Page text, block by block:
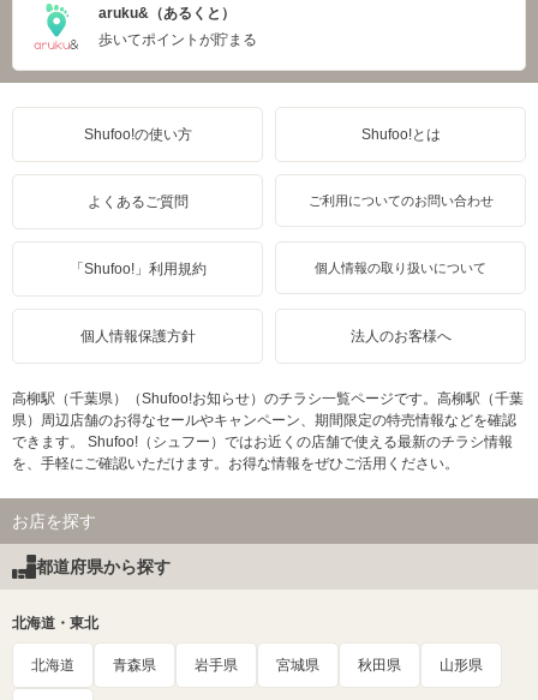
aruku&（あるくと）
歩いてポイントが貯まる
Shufoo!の使い方 Shufoo!とは
よくあるご質問 ご利用についてのお問い合わせ
「Shufoo!」利用規約 個人情報の取り扱いについて
個人情報保護方針 法人のお客様へ
高柳駅（千葉県）（Shufoo!お知らせ）のチラシ一覧ページです。高柳駅（千葉
県）周辺店舗のお得なセールやキャンペーン、期間限定の特売情報などを確認
できます。 Shufoo!（シュフー）ではお近くの店舗で使える最新のチラシ情報
を、手軽にご確認いただけます。お得な情報をぜひご活用ください。
お店を探す
都道府県から探す
北海道・東北
北海道 青森県 岩手県 宮城県 秋田県 山形県